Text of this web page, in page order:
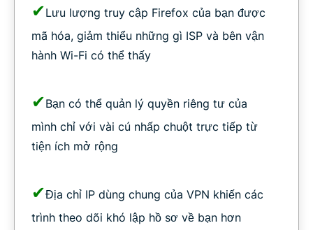
✔Lưu lượng truy cập Firefox của bạn được
mã hóa, giảm thiểu những gì ISP và bên vận
hành Wi-Fi có thể thấy
✔Bạn có thể quản lý quyền riêng tư của
mình chỉ với vài cú nhấp chuột trực tiếp từ
tiện ích mở rộng
✔Địa chỉ IP dùng chung của VPN khiến các
trình theo dõi khó lập hồ sơ về bạn hơn